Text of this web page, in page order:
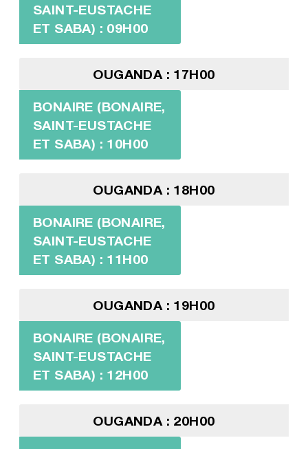
SAINT-EUSTACHE
ET SABA) : 09H00
OUGANDA : 17H00
BONAIRE (BONAIRE,
SAINT-EUSTACHE
ET SABA) : 10H00
OUGANDA : 18H00
BONAIRE (BONAIRE,
SAINT-EUSTACHE
ET SABA) : 11H00
OUGANDA : 19H00
BONAIRE (BONAIRE,
SAINT-EUSTACHE
ET SABA) : 12H00
OUGANDA : 20H00